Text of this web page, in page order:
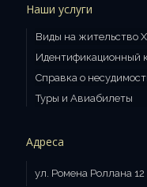
Наши услуги
Виды на жительство
Идентификационный
Справка о
Туры и Авиабилеты
Адреса
ул. Ромена Роллана 12